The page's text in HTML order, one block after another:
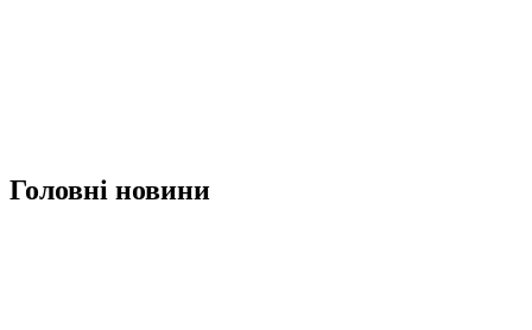
Головні новини